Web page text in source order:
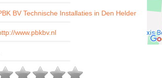
BV Technische Installaties in Den Helder
www.pbkbv.nl